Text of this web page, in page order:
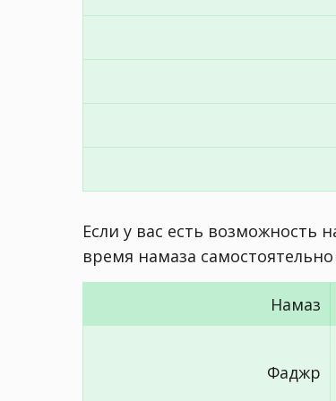
Если у вас есть возможность
время намаза
Намаз
Фаджр